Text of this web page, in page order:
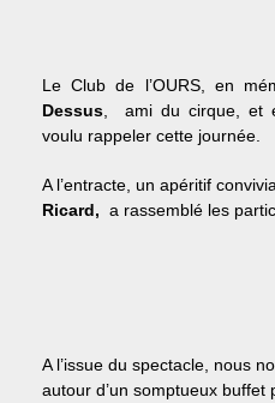
Le Club de l’OURS, en
Dessus , ami du cirque, et
voulu rappeler cette journée.
A l’entracte, un apéritif
Ricard, a rassemblé les
A l’issue du spectacle, nous
autour d’un somptueux buffet